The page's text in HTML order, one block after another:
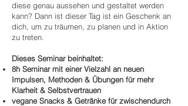
diese genau aussehen und gestaltet werden
kann? Dann ist dieser Tag ist ein Geschenk an
dich, um zu träumen, zu planen und in Aktion
zu treten.
Dieses Seminar beinhaltet:
8h Seminar mit einer Vielzahl an neuen
Impulsen, Methoden & Übungen für mehr
Klarheit & Selbstvertrauen
vegane Snacks & Getränke für zwischendurch